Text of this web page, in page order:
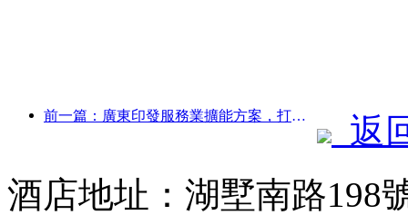
前一篇：廣東印發服務業擴能方案，打造大灣區世界級旅游目的地
返
酒店地址：湖墅南路198